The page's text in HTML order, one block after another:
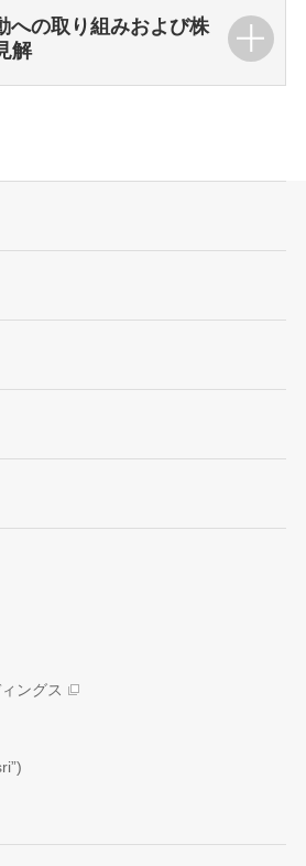
への取り組みおよび株
解
ンデックス
画
ングス